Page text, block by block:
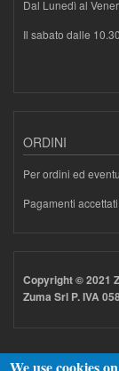
Dal Lunedì al
Il sabato dalle
ORDINI
Per ordini ed
Pagamenti
Copyright © 2021
Zuma Srl P. IVA